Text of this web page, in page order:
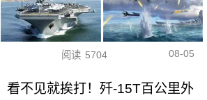
阅读 5704 08-05
看不见就挨打！歼-15T百公里外